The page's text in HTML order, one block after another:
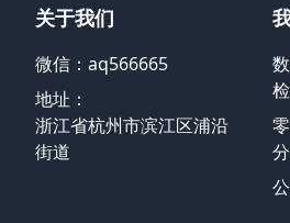
关于我们
微信：aq566665
地址：
浙江省杭州市滨江区浦沿
街道